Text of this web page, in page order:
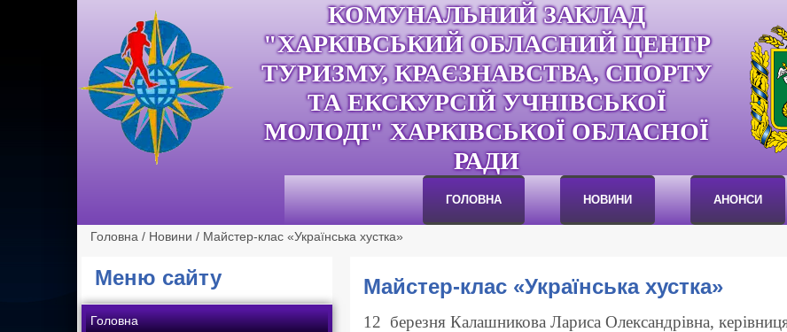
КОМУНАЛЬНИЙ ЗАКЛАД
"ХАРКІВСЬКИЙ ОБЛАСНИЙ ЦЕНТР
ТУРИЗМУ, КРАЄЗНАВСТВА, СПОРТУ
ТА ЕКСКУРСІЙ УЧНІВСЬКОЇ
МОЛОДІ" ХАРКІВСЬКОЇ ОБЛАСНОЇ
РАДИ
ГОЛОВНА НОВИНИ АНОНСИ
Головна / Новини / Майстер-клас «Українська хустка»
Меню сайту
Головна
Майстер-клас «Українська хустка»
12 березня Калашникова Лариса Олександрівна,